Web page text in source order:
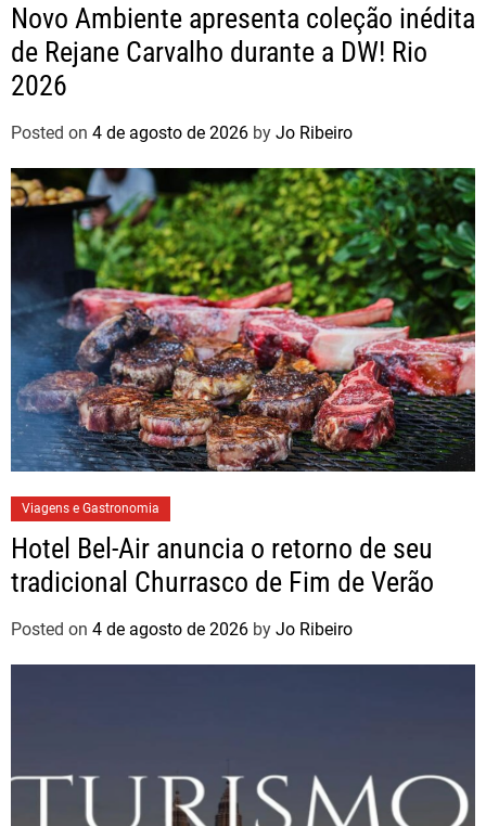
Novo Ambiente apresenta coleção inédita
de Rejane Carvalho durante a DW! Rio
2026
Posted on 4 de agosto de 2026 by Jo Ribeiro
Viagens e Gastronomia
Hotel Bel-Air anuncia o retorno de seu
tradicional Churrasco de Fim de Verão
Posted on 4 de agosto de 2026 by Jo Ribeiro